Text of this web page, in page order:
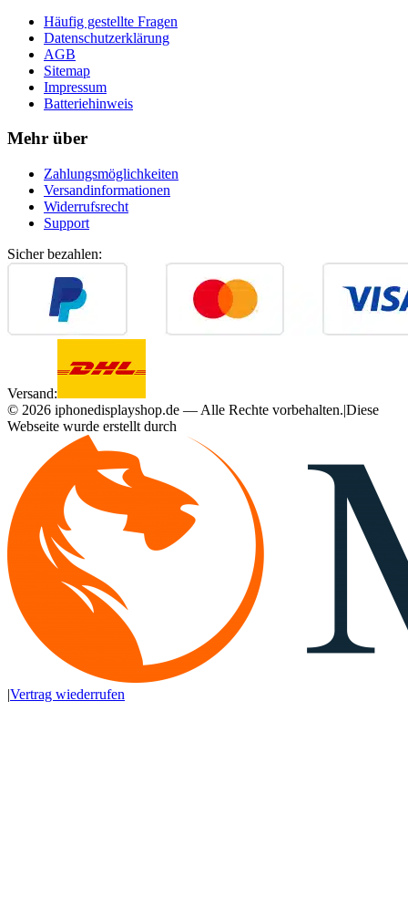
Häufig gestellte Fragen
Datenschutzerklärung
AGB
Sitemap
Impressum
Batteriehinweis
Mehr über
Zahlungsmöglichkeiten
Versandinformationen
Widerrufsrecht
Support
Sicher bezahlen:
Versand:
© 2026 iphonedisplayshop.de — Alle Rechte vorbehalten.|Diese
Webseite wurde erstellt durch
|Vertrag wiederrufen